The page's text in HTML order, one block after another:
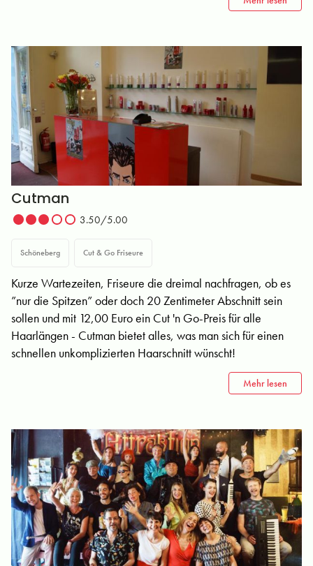
Cutman
3.50/5.00
Schöneberg Cut & Go Friseure
Kurze Wartezeiten, Friseure die dreimal nachfragen, ob es
”nur die Spitzen” oder doch 20 Zentimeter Abschnitt sein
sollen und mit 12,00 Euro ein Cut 'n Go-Preis für alle
Haarlängen - Cutman bietet alles, was man sich für einen
schnellen unkomplizierten Haarschnitt wünscht!
Mehr lesen